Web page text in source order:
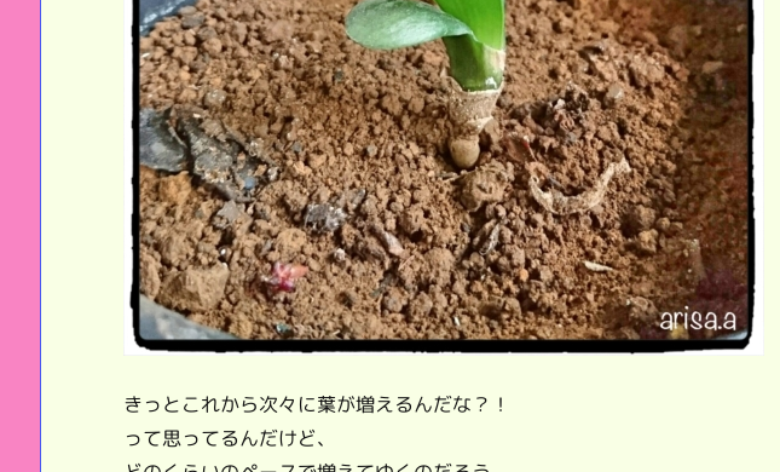
きっとこれから次々に葉が増えるんだな？！
って思ってるんだけど、